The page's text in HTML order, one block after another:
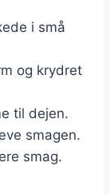
i små
og krydret
til dejen.
smagen.
smag.